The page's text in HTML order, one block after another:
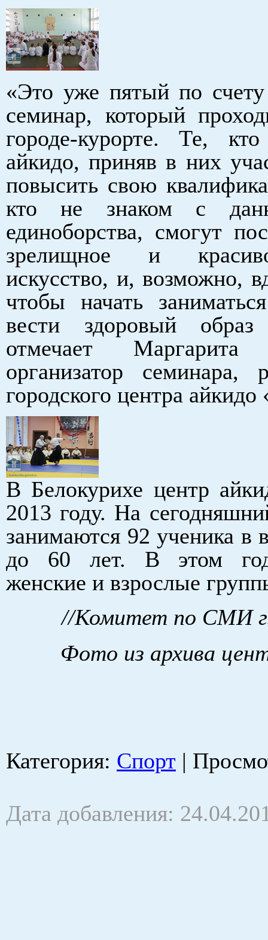
«Это уже пятый по
семинар, который
городе-курорте. Те, кто
айкидо, приняв в них
повысить свою
кто не знаком с
единоборства, смогут
зрелищное и
искусство, и, возможно,
чтобы начать
вести здоровый
отмечает Маргарита
организатор семинара,
городского центра
В Белокурихе центр
2013 году. На
занимаются 92 ученика в
до 60 лет. В этом
женские и взрослые
//Комитет по СМИ г.
Фото из архива
Категория: Спорт |
Дата добавления: